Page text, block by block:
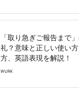
「取り急ぎご報告まで
礼？意味と正しい使い
方、英語表現を解説！
WURK